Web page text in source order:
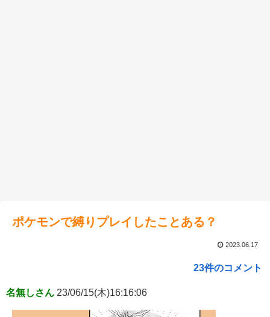
ポケモンで縛りプレイしたことある？
2023.06.17
23件のコメント
名無しさん 23/06/15(木)16:16:06